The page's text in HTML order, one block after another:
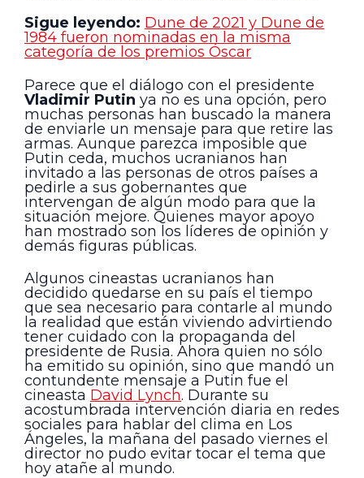
Sigue leyendo: Dune de 2021 y Dune de
1984 fueron nominadas en la misma
categoría de los premios Óscar
Parece que el diálogo con el presidente
Vladimir Putin ya no es una opción, pero
muchas personas han buscado la manera
de enviarle un mensaje para que retire las
armas. Aunque parezca imposible que
Putin ceda, muchos ucranianos han
invitado a las personas de otros países a
pedirle a sus gobernantes que
intervengan de algún modo para que la
situación mejore. Quienes mayor apoyo
han mostrado son los líderes de opinión y
demás figuras públicas.
Algunos cineastas ucranianos han
decidido quedarse en su país el tiempo
que sea necesario para contarle al mundo
la realidad que están viviendo advirtiendo
tener cuidado con la propaganda del
presidente de Rusia. Ahora quien no sólo
ha emitido su opinión, sino que mandó un
contundente mensaje a Putin fue el
cineasta David Lynch. Durante su
acostumbrada intervención diaria en redes
sociales para hablar del clima en Los
Ángeles, la mañana del pasado viernes el
director no pudo evitar tocar el tema que
hoy atañe al mundo.